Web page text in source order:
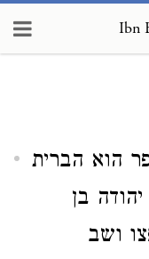
Ibn
הוא הברית
בן
ושב